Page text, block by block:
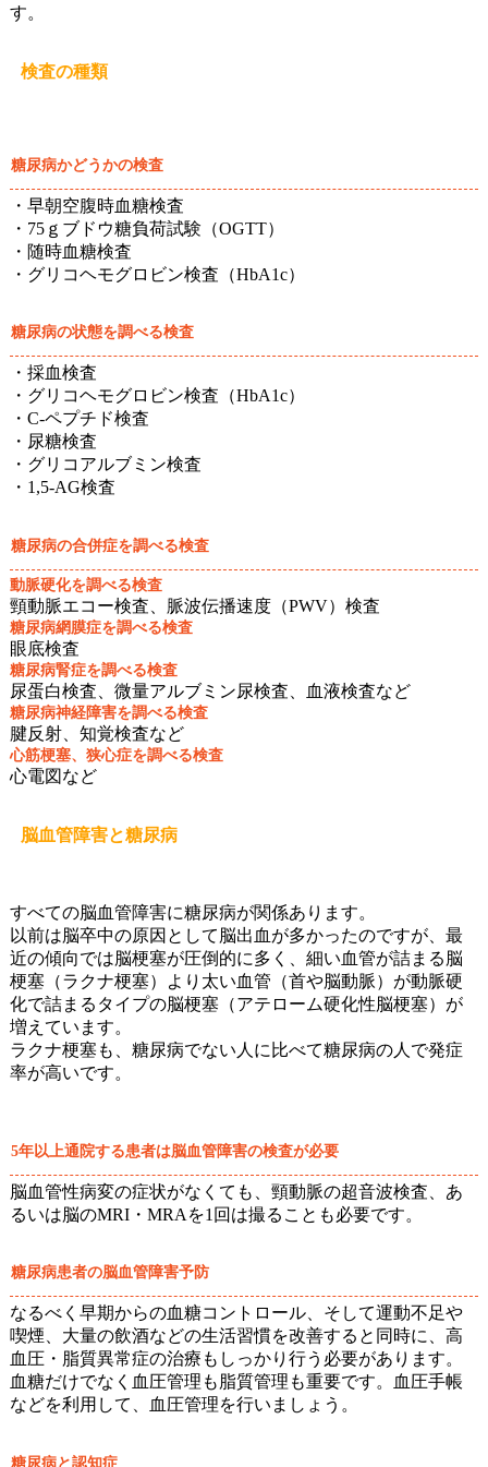
す。
検査の種類
糖尿病かどうかの検査
・早朝空腹時血糖検査
・75ｇブドウ糖負荷試験（OGTT）
・随時血糖検査
・グリコヘモグロビン検査（HbA1c）
糖尿病の状態を調べる検査
・採血検査
・グリコヘモグロビン検査（HbA1c）
・C-ペプチド検査
・尿糖検査
・グリコアルブミン検査
・1,5-AG検査
糖尿病の合併症を調べる検査
動脈硬化を調べる検査
頸動脈エコー検査、脈波伝播速度（PWV）検査
糖尿病網膜症を調べる検査
眼底検査
糖尿病腎症を調べる検査
尿蛋白検査、微量アルブミン尿検査、血液検査など
糖尿病神経障害を調べる検査
腱反射、知覚検査など
心筋梗塞、狭心症を調べる検査
心電図など
脳血管障害と糖尿病
すべての脳血管障害に糖尿病が関係あります。
以前は脳卒中の原因として脳出血が多かったのですが、最
近の傾向では脳梗塞が圧倒的に多く、細い血管が詰まる脳
梗塞（ラクナ梗塞）より太い血管（首や脳動脈）が動脈硬
化で詰まるタイプの脳梗塞（アテローム硬化性脳梗塞）が
増えています。
ラクナ梗塞も、糖尿病でない人に比べて糖尿病の人で発症
率が高いです。
5年以上通院する患者は脳血管障害の検査が必要
脳血管性病変の症状がなくても、頸動脈の超音波検査、あ
るいは脳のMRI・MRAを1回は撮ることも必要です。
糖尿病患者の脳血管障害予防
なるべく早期からの血糖コントロール、そして運動不足や
喫煙、大量の飲酒などの生活習慣を改善すると同時に、高
血圧・脂質異常症の治療もしっかり行う必要があります。
血糖だけでなく血圧管理も脂質管理も重要です。血圧手帳
などを利用して、血圧管理を行いましょう。
糖尿病と認知症